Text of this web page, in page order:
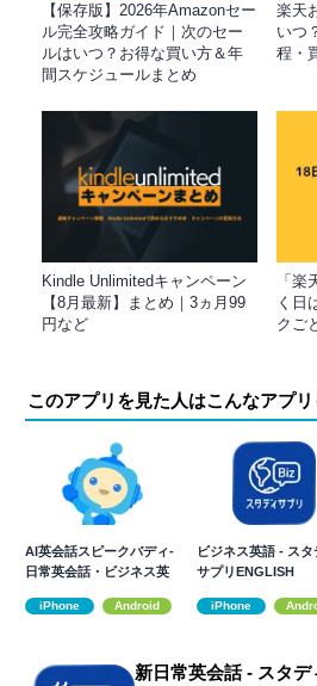
【保存版】2026年Amazonセー
ル完全攻略ガイド｜次のセー
ルはいつ？お得な買い方＆年
間スケジュールまとめ
楽天
いつ
程・
Kindle Unlimitedキャンペーン
【8月最新】まとめ｜3ヵ月99
円など
「
く日
クご
このアプリを見た人はこんなアプ
AI英会話スピークバディ-
日常英会話・ビジネス英
iPhone Android
ビジネス英語 - スタ
サプリENGLISH
iPhone
新日常英会話 - スタデ